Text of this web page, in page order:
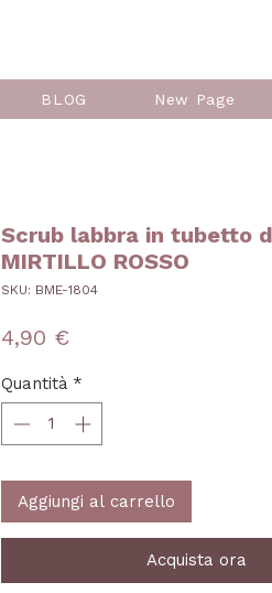
BLOG New Page
Scrub labbra in tubetto
MIRTILLO ROSSO
SKU: BME-1804
4,90 €Prezzo
Quantità *
Aggiungi al carrello
Acquista ora